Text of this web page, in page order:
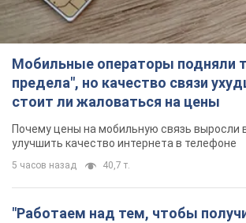
Мобильные операторы подняли
предела", но качество связи
стоит ли жаловаться на цены
Почему цены на мобильную связь выросли
улучшить качество интернета в телефоне
5 часов назад 40,7 т.
"Работаем над тем, чтобы